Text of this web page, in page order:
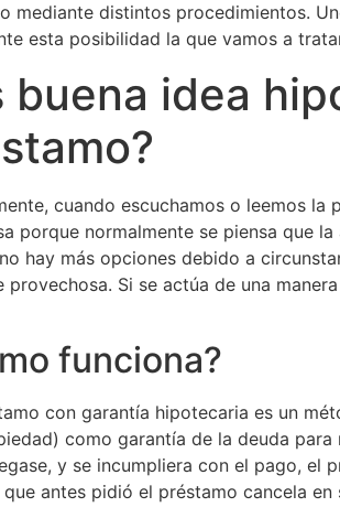
mediante distintos procedimientos.
esta posibilidad la que vamos a
buena idea
cuando escuchamos o leemos la
porque normalmente se piensa que
hay más opciones debido a
provechosa. Si se actúa de una
funciona?
con garantía hipotecaria es un
como garantía de la deuda
y se incumpliera con el pago, el
que antes pidió el préstamo cancela